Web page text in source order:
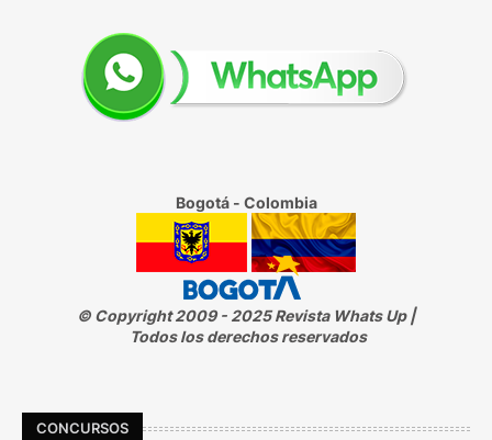
Bogotá - Colombia
© Copyright 2009 - 2025 Revista Whats Up |
Todos los derechos reservados
CONCURSOS